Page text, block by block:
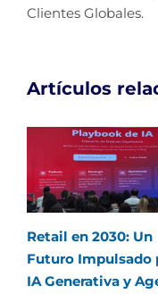
Clientes Globales.
Artículos
Retail en 2030: Un
Futuro Impulsado
IA Generativa y